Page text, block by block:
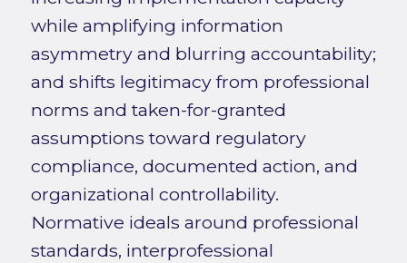
while amplifying information
asymmetry and blurring accountability;
and shifts legitimacy from professional
norms and taken-for-granted
assumptions toward regulatory
compliance, documented action, and
organizational controllability.
Normative ideals around professional
standards, interprofessional